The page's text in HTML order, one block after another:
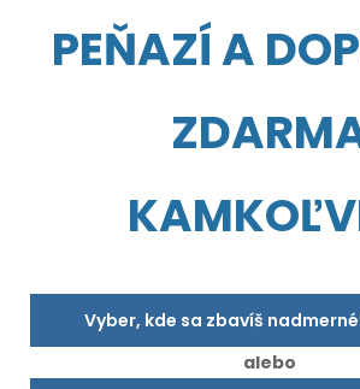
PEŇAZÍ A
Vyber, kde sa zbavíš
alebo